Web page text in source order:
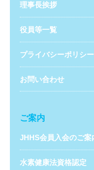
理事長挨拶
役員等一覧
プライバシーポリシー
お問い合わせ
ご案内
JHHS会員入会のご案
水素健康法資格認定